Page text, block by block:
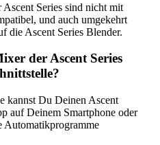
Series sind nicht mit
und auch umgekehrt
die Ascent Series Blender.
der Ascent Series
kannst Du Deinen Ascent
auf Deinem Smartphone oder
Automatikprogramme